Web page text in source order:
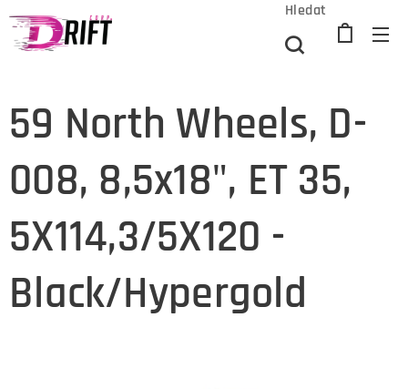
Hledat
59 North Wheels, D-
008, 8,5x18", ET 35,
5X114,3/5X120 -
Black/Hypergold